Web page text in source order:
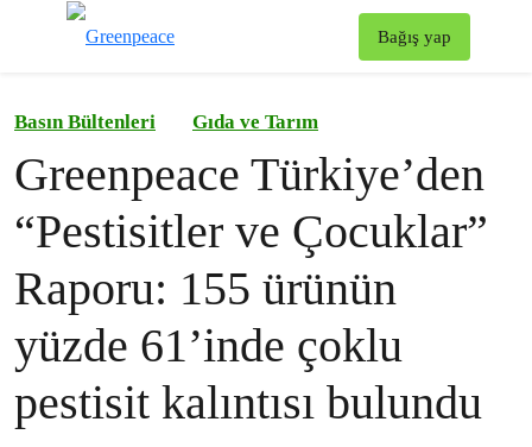
Bağış yap
Basın Bültenleri Gıda ve Tarım
Greenpeace Türkiye’den
“Pestisitler ve Çocuklar”
Raporu: 155 ürünün
yüzde 61’inde çoklu
pestisit kalıntısı bulundu